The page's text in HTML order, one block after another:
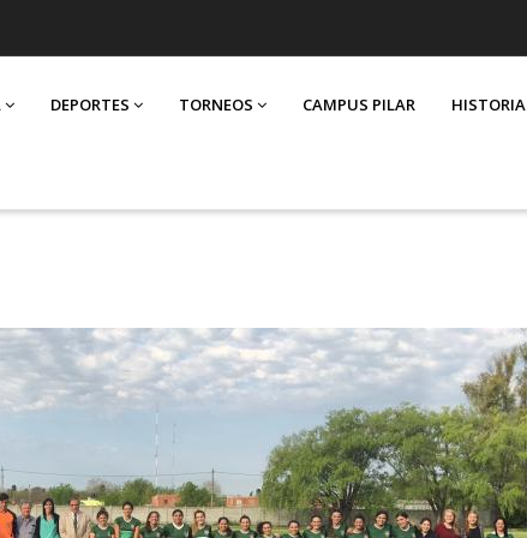
DEPORTES TORNEOS CAMPUS PILAR HISTORIA